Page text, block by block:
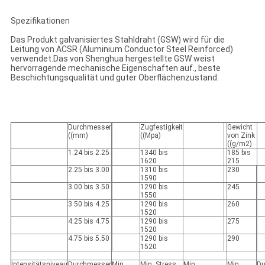
Spezifikationen
Das Produkt galvanisiertes Stahldraht (GSW) wird für die
Leitung von ACSR (Aluminium Conductor Steel Reinforced)
verwendet.Das von Shenghua hergestellte GSW weist
hervorragende mechanische Eigenschaften auf., beste
Beschichtungsqualität und guter Oberflächenzustand.
Durchmesser
((mm)
Zugfestigkeit
((Mpa)
Gewicht
von Zink
((g/m2)
1.24 bis 2.25
1340 bis
1620
185 bis
215
2.25 bis 3.00
1310 bis
1590
230
3.00 bis 3.50
1290 bis
1550
245
3.50 bis 4.25
1290 bis
1520
260
4.25 bis 4.75
1290 bis
1520
275
4.75 bis 5.50
1290 bis
1520
290